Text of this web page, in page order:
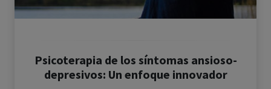
Psicoterapia de los síntomas ansioso-
depresivos: Un enfoque innovador